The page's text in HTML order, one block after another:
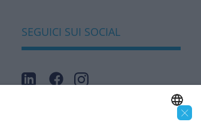
SEGUICI SUI SOCIAL
×